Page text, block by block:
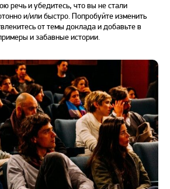
речь и убедитесь, что вы не стали
и/или быстро. Попробуйте изменить
от темы доклада и добавьте в
и забавные истории.